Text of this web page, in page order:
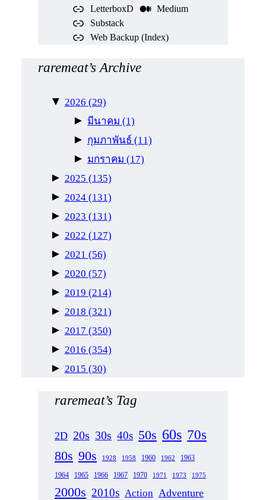
LetterboxD
Medium
Substack
Web Backup (Index)
raremeat’s Archive
▼ 2026 (29)
► มีนาคม (1)
► กุมภาพันธ์ (11)
► มกราคม (17)
► 2025 (135)
► 2024 (131)
► 2023 (131)
► 2022 (127)
► 2021 (56)
► 2020 (57)
► 2019 (214)
► 2018 (321)
► 2017 (350)
► 2016 (354)
► 2015 (30)
raremeat’s Tag
2D 20s 30s 40s 50s 60s 70s
80s 90s 1928 1958 1960 1962 1963
1964 1965 1966 1967 1970 1971 1973 1975
2000s 2010s Action Adventure